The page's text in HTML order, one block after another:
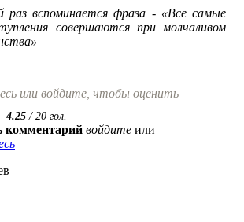
раз вспоминается фраза - «Все самые
совершаются при молчаливом
или войдите, чтобы оценить
4.25 / 20 гол.
комментарий войдите или